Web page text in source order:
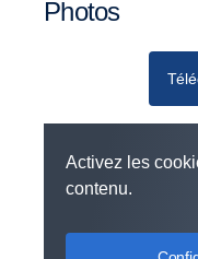
Photos
Activez les
contenu.